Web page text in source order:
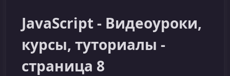
JavaScript - Видеоуроки,
курсы, туториалы -
страница 8